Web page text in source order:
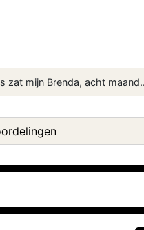
zat mijn Brenda, acht